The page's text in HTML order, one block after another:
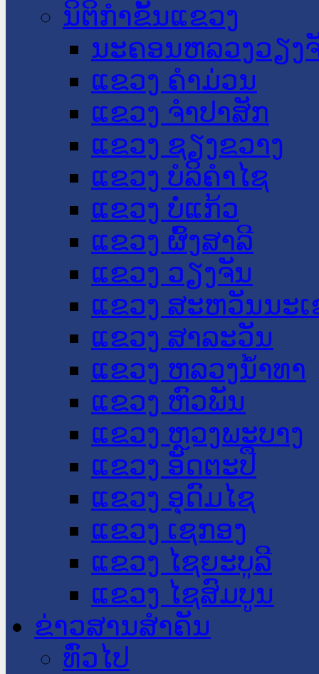
ນິຕິກໍາຂັ້ນແຂວງ
ນະ​ຄອນ​ຫລວງວຽງ
ແຂວງ ຄໍາມ່ວນ
ແຂວງ ຈໍາປາສັກ
ແຂວງ ຊຽງຂວາງ
ແຂວງ ບໍລິຄໍາໄຊ
ແຂວງ ບໍ່ແກ້ວ
ແຂວງ ຜົ້ງສາລີ
ແຂວງ ວຽງຈັນ
ແຂວງ ສະຫວັນນະ
ແຂວງ ສາລະວັນ
ແຂວງ ຫລວງນໍ້າທາ
ແຂວງ ຫົວພັນ
ແຂວງ ຫຼວງພະບາງ
ແຂວງ ອັດຕະປື
ແຂວງ ອຸດົມໄຊ
ແຂວງ ເຊກອງ
ແຂວງ ໄຊຍະບູລີ
ແຂວງ ໄຊສົມບູນ
ຂ່າວສານສໍາຄັນ
​ທົ່ວ​ໄປ